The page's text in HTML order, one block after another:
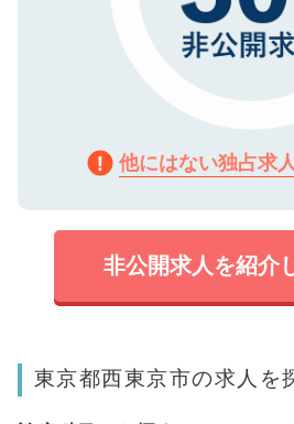
他にはない独占求
非公開求人を紹介
東京都西東京市の求人を